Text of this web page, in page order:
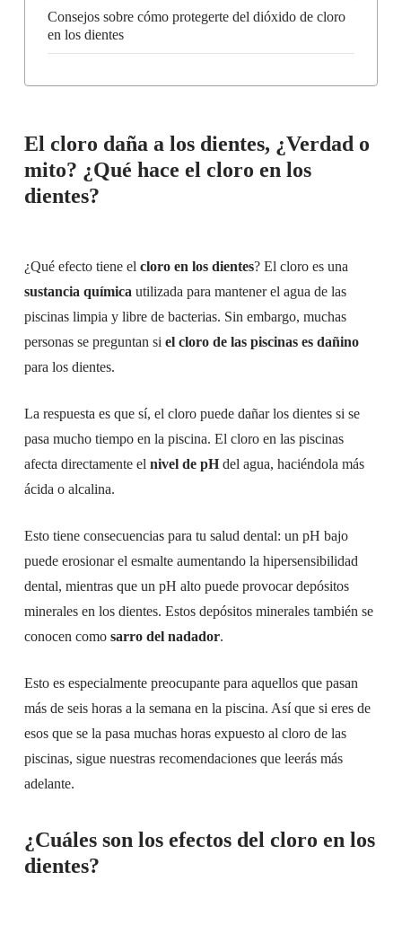
Consejos sobre cómo protegerte del dióxido de cloro
en los dientes
El cloro daña a los dientes, ¿Verdad o
mito? ¿Qué hace el cloro en los
dientes?
¿Qué efecto tiene el cloro en los dientes? El cloro es una
sustancia química utilizada para mantener el agua de las
piscinas limpia y libre de bacterias. Sin embargo, muchas
personas se preguntan si el cloro de las piscinas es dañino
para los dientes.
La respuesta es que sí, el cloro puede dañar los dientes si se
pasa mucho tiempo en la piscina. El cloro en las piscinas
afecta directamente el nivel de pHdel agua, haciéndola más
ácida o alcalina.
Esto tiene consecuencias para tu salud dental: un pH bajo
puede erosionar el esmalte aumentando la hipersensibilidad
dental, mientras que un pH alto puede provocar depósitos
minerales en los dientes. Estos depósitos minerales también se
conocen como sarro del nadador.
Esto es especialmente preocupante para aquellos que pasan
más de seis horas a la semana en la piscina. Así que si eres de
esos que se la pasa muchas horas expuesto al cloro de las
piscinas, sigue nuestras recomendaciones que leerás más
adelante.
¿Cuáles son los efectos del cloro en los
dientes?